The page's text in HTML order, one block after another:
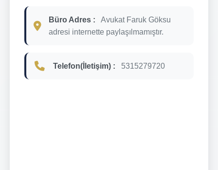
Büro Adres :
Avukat Faruk Göksu
adresi internette paylaşılmamıştır.
Telefon(İletişim) : 5315279720